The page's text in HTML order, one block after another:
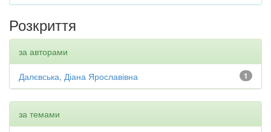
Розкриття
за авторами
1
Далєвська, Діана Ярославівна
за темами